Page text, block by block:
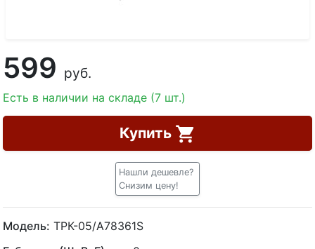
599 руб.
Есть в наличии на складе (7 шт.)
Купить
Нашли дешевле?
Снизим цену!
Модель: ТРК-05/A78361S